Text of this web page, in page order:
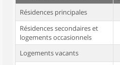
Résidences principales
Résidences secondaires et
logements occasionnels
Logements vacants